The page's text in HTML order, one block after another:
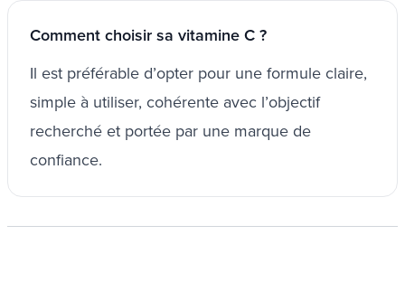
Comment choisir sa vitamine C ?
Il est préférable d’opter pour une formule claire,
simple à utiliser, cohérente avec l’objectif
recherché et portée par une marque de
confiance.